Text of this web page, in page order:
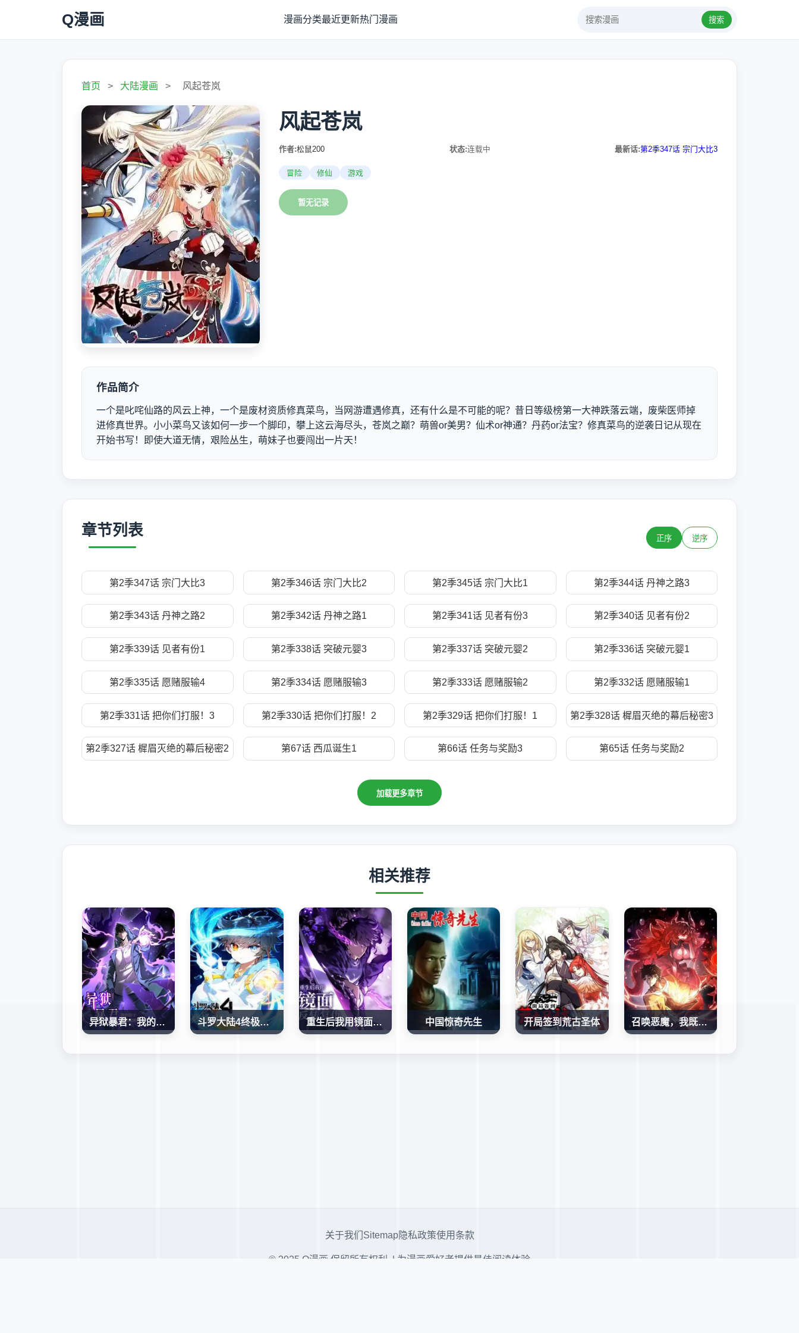
Q漫画 漫画分类最近更新热门漫画 搜索
首页 > 大陆漫画 > 风起苍岚
风起苍岚
作者:松鼠200 状态:连载中 最新话:第2季347话 宗门大比3
冒险 修仙 游戏
暂无记录
作品简介
一个是叱咤仙路的风云上神，一个是废材资质修真菜鸟，当网游遭遇修真，还有什么是不可能的呢？昔日等级榜第一大神跌落云端，废柴医师掉
进修真世界。小小菜鸟又该如何一步一个脚印，攀上这云海尽头，苍岚之巅？萌兽or美男？仙术or神通？丹药or法宝？修真菜鸟的逆袭日记从现在
开始书写！即使大道无情，艰险丛生，萌妹子也要闯出一片天！
章节列表 正序 逆序
第2季347话 宗门大比3 第2季346话 宗门大比2 第2季345话 宗门大比1 第2季344话 丹神之路3
第2季343话 丹神之路2 第2季342话 丹神之路1 第2季341话 见者有份3 第2季340话 见者有份2
第2季339话 见者有份1 第2季338话 突破元婴3 第2季337话 突破元婴2 第2季336话 突破元婴1
第2季335话 愿赌服输4 第2季334话 愿赌服输3 第2季333话 愿赌服输2 第2季332话 愿赌服输1
第2季331话 把你们打服！3 第2季330话 把你们打服！2 第2季329话 把你们打服！1 第2季328话 樨眉灭绝的幕后秘密3
第2季327话 樨眉灭绝的幕后秘密2 第67话 西瓜诞生1 第66话 任务与奖励3 第65话 任务与奖励2
加载更多章节
相关推荐
异狱暴君：我的影子能无限进化 斗罗大陆4终极斗罗 重生后我用镜面反转复仇 中国惊奇先生 开局签到荒古圣体 召唤恶魔，我既是深渊
关于我们 Sitemap隐私政策使用条款
© 2025 Q漫画 保留所有权利. | 为漫画爱好者提供最佳阅读体验